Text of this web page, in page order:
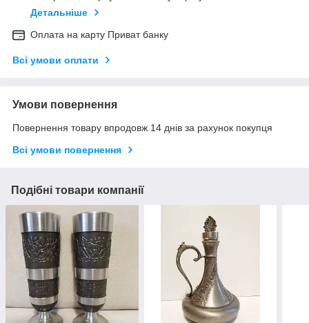
Детальніше
Оплата на карту Приват банку
Всі умови оплати
Умови повернення
Повернення товару впродовж 14 днів за рахунок покупця
Всі умови повернення
Подібні товари компанії